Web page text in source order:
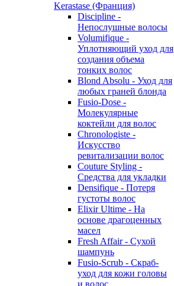
Kerastase (Франция)
Discipline -
Непослушные волосы
Volumifique -
Уплотняющий уход для
создания объема
тонких волос
Blond Absolu - Уход для
любых граней блонда
Fusio-Dose -
Молекулярные
коктейли для волос
Chronologiste -
Искусство
ревитализации волос
Couture Styling -
Средства для укладки
Densifique - Потеря
густоты волос
Elixir Ultime - На
основе драгоценных
масел
Fresh Affair - Сухой
шампунь
Fusio-Scrub - Скраб-
уход для кожи головы
и волос